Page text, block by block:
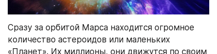
Сразу за орбитой Марса находится огромное
количество астероидов или маленьких
«Планет». Их миллионы, они движутся по своим